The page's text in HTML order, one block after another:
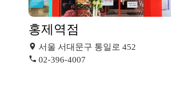
홍제역점
서울 서대문구 통일로 452
02-396-4007